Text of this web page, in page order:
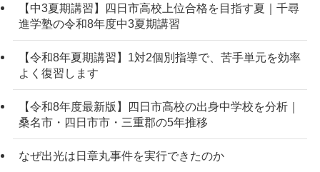
【中3夏期講習】四日市高校上位合格を目指す夏｜千尋
進学塾の令和8年度中3夏期講習
【令和8年夏期講習】1対2個別指導で、苦手単元を効率
よく復習します
【令和8年度最新版】四日市高校の出身中学校を分析｜
桑名市・四日市市・三重郡の5年推移
なぜ出光は日章丸事件を実行できたのか